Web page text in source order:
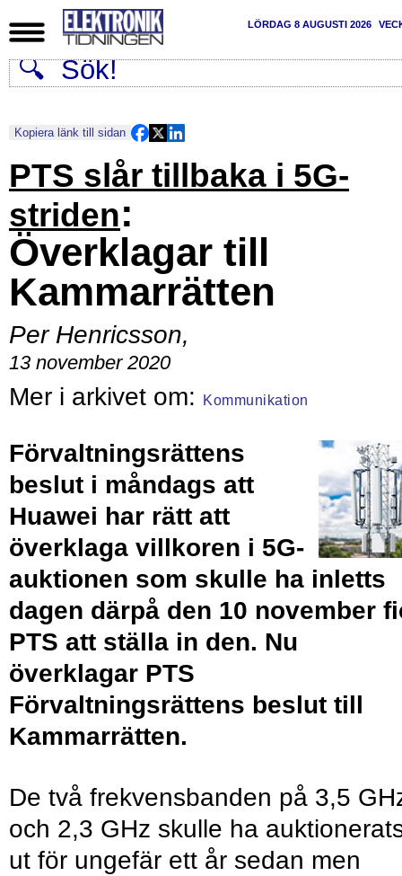
LÖRDAG 8 AUGUSTI 2026
Kopiera länk till sidan
PTS slår tillbaka i 5G-
striden:
Överklagar till
Kammarrätten
Per Henricsson,
13 november 2020
Kommunikation
Förvaltningsrättens
beslut i måndags att
Huawei har rätt att
överklaga villkoren i 5G-
auktionen som skulle ha inletts
dagen därpå den 10 november
PTS att ställa in den. Nu
överklagar PTS
Förvaltningsrättens beslut till
Kammarrätten.
De två frekvensbanden på 3,5
och 2,3 GHz skulle ha
ut för ungefär ett år sedan men